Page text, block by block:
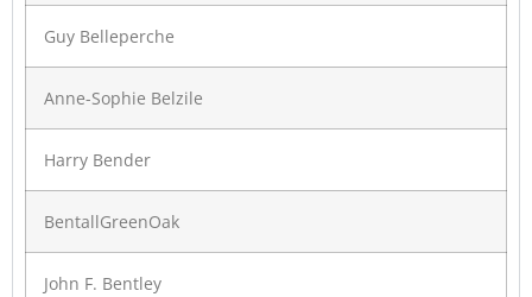
Guy Belleperche
Anne-Sophie Belzile
Harry Bender
BentallGreenOak
John F. Bentley